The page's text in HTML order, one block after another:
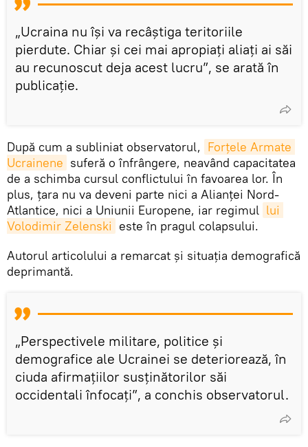
„Ucraina nu își va recâștiga teritoriile
pierdute. Chiar și cei mai apropiați aliați ai săi
au recunoscut deja acest lucru”, se arată în
publicație.
După cum a subliniat observatorul, Forțele Armate
Ucrainene suferă o înfrângere, neavând capacitatea
de a schimba cursul conflictului în favoarea lor. În
plus, țara nu va deveni parte nici a Alianței Nord-
Atlantice, nici a Uniunii Europene, iar regimul lui
Volodimir Zelenski este în pragul colapsului.
Autorul articolului a remarcat și situația demografică
deprimantă.
„Perspectivele militare, politice și
demografice ale Ucrainei se deteriorează, în
ciuda afirmațiilor susținătorilor săi
occidentali înfocați”, a conchis observatorul.